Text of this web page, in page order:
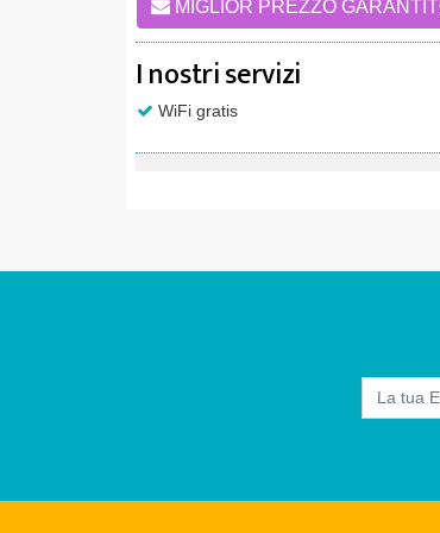
MIGLIOR PREZZO
I nostri servizi
WiFi gratis